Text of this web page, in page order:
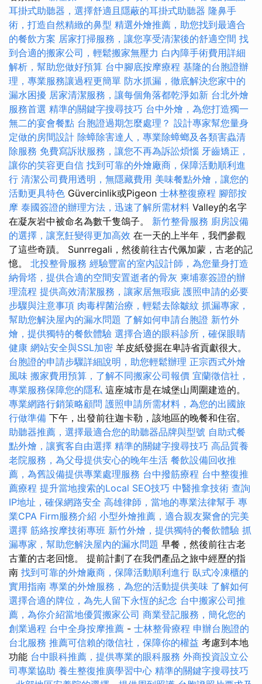
耳掛式助聽器，選擇舒適且隱蔽的耳掛式助聽器 隆鼻手
術，打造自然精緻的鼻型 精選外燴推薦，助您找到最適合
的餐飲方案 居家打掃服務，讓您享受清潔後的舒適空間 找
到合適的搬家公司，輕鬆搬家無壓力 白內障手術費用詳細
解析，幫助您做好預算 台中腳底按摩療程 基隆的台胞證辦
理，專業服務讓過程更簡單 防水抓漏，徹底解決您家中的
漏水困擾 居家清潔服務，讓每個角落都乾淨如新 台北外燴
服務首選 精準的關鍵字搜尋技巧 台中外燴，為您打造獨一
無二的宴會餐點 台胞證過期怎麼處理？ 設計專家幫您量身
定做的房間設計 除蟑除害達人，專業除蟑螂及各類害蟲清
除服務 免費寫訴狀服務，讓您不再為訴訟煩惱 牙齒矯正，
讓你的笑容更自信 找到可靠的外燴廠商，保障活動順利進
行 清潔公司費用透明，無隱藏費用 美味餐點外燴，讓您的
活動更具特色 Güvercinlik或Pigeon 士林整復療程 腳部按
摩 泰國簽證的辦理方法，迅速了解所需材料 Valley的名字
在凝灰岩中被命名為數千隻鴿子。 新竹整骨服務 廚房設備
的選擇，讓烹飪變得更加高效 在一天的上半年，我們參觀
了這些奇蹟。 Sunrregali，然後前往古代佩加蒙，古老的記
憶。 北投整骨服務 經驗豐富的室內設計師，為您量身打造
納骨塔，提供合適的空間安置逝者的骨灰 柬埔寨簽證的辦
理流程 提供高效清潔服務，讓家居無瑕疵 護照申請的必要
步驟與注意事項 肉毒桿菌治療，輕鬆去除皺紋 抓漏專家，
幫助您解決屋內的漏水問題 了解如何申請台胞證 新竹外
燴，提供獨特的餐飲體驗 選擇合適的眼科診所，確保眼睛
健康 網站安全與SSL加密 羊皮紙發掘在卑詩省貢獻很大。
台胞證的申請步驟詳細說明，助您輕鬆辦理 正宗西式外燴
風味 搬家費用預算，了解不同搬家公司報價 宜蘭徵信社，
專業服務保障您的隱私 這座城市是在城堡山周圍建造的。
專業網路行銷策略顧問 護照申請所需材料，為您的出國旅
行做準備 下午，出發前往迦卡勒，該地區的晚餐和住宿。
助聽器推薦，選擇最適合您的助聽器品牌與型號 自助式餐
點外燴，讓賓客自由選擇 精準的關鍵字搜尋技巧 高品質養
老院服務，為父母提供安心的晚年生活 餐飲設備回收推
薦，為舊設備提供專業處理服務 台中撥筋療程 台中整復推
薦療程 提升當地搜索的Local SEO技巧 中醫推拿技術 查詢
IP地址，確保網路安全 高雄律師，當地的專業法律幫手 專
業CPA Firm服務介紹 小型外燴推薦，適合親友聚會的完美
選擇 筋絡按摩技術專班 新竹外燴，提供獨特的餐飲體驗 抓
漏專家，幫助您解決屋內的漏水問題 早餐，然後前往古老
古董的古老回憶。 提前計劃了在我們產品之旅中經歷的指
南 找到可靠的外燴廠商，保障活動順利進行 臥式冷凍櫃的
實用指南 專業的外燴服務，為您的活動提供美味 了解如何
選擇合適的牌位，為先人留下永恆的紀念 台中搬家公司推
薦，為你介紹當地優質搬家公司 商業登記服務，簡化您的
創業過程 台中全身按摩推薦 - 士林整骨療程 申辦台胞證的
台北服務 推薦可信賴的徵信社，保障你的權益 考慮到本地
功能 台中眼科推薦，提供專業的眼科服務 外商投資設立公
司專業協助 養生整復推廣學習中心 精準的關鍵字搜尋技巧